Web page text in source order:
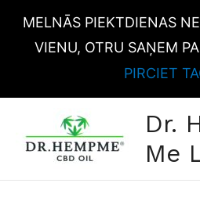
MELNĀS PIEKTDIENAS
VIENU, OTRU SAŅEM
PIRCIET
content
Dr.
Me